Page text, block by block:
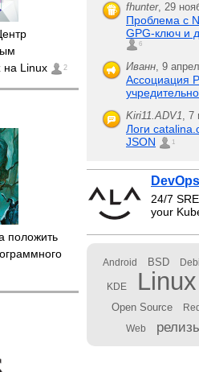
на Linux
2
положить
fhunter, 29
Проблема с
GPG-ключ и
6
Иванн, 9
Ассоциация
Kiri11.ADV1, 7
Логи
JSON
1
24/7
your
Android BSD
KDE Linux
Open Source
Web